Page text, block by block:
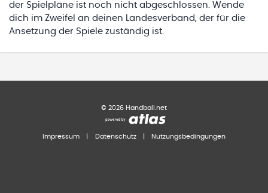
der Spielpläne ist noch nicht abgeschlossen. Wende
dich im Zweifel an deinen Landesverband, der für die
Ansetzung der Spiele zuständig ist.
© 2026 Handball.net
Impressum Datenschutz Nutzungsbedingungen